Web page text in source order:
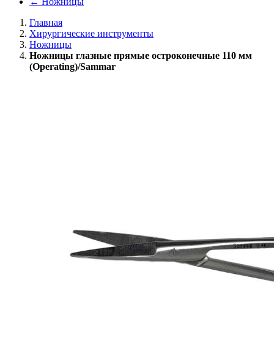
Главная
Хирургические инструменты
Ножницы
Ножницы глазные прямые остроконечные 110 мм
(Operating)/Sammar